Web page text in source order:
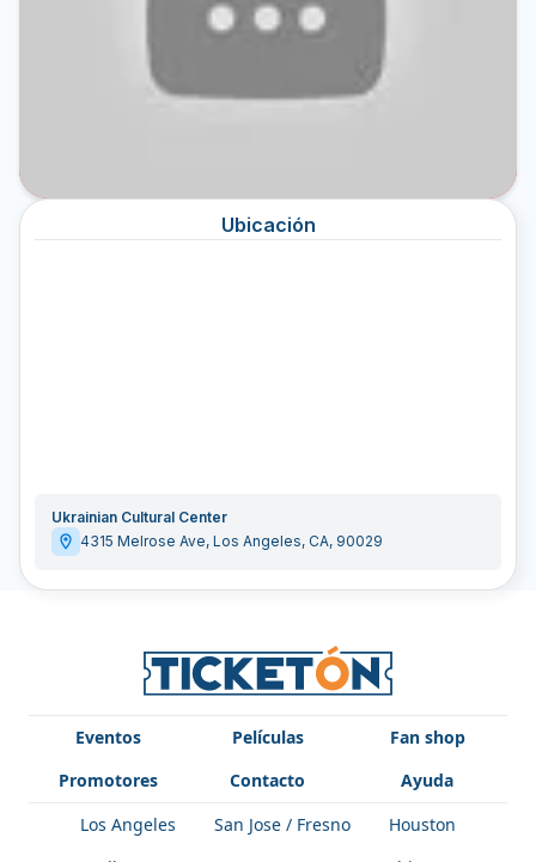
Ubicación
Ukrainian Cultural Center
4315 Melrose Ave, Los Angeles, CA, 90029
Eventos Películas
Fan shop
Promotores
Contacto
Ayuda
Los Angeles
San Jose / Fresno
Houston